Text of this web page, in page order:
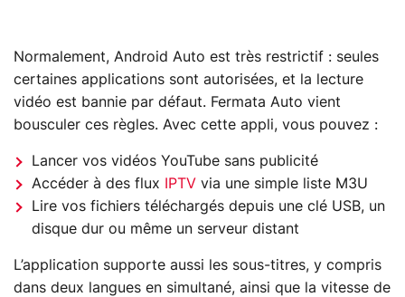
Normalement, Android Auto est très restrictif : seules
certaines applications sont autorisées, et la lecture
vidéo est bannie par défaut. Fermata Auto vient
bousculer ces règles. Avec cette appli, vous pouvez :
Lancer vos vidéos YouTube sans publicité
Accéder à des flux
IPTV via une simple liste M3U
Lire vos fichiers téléchargés depuis une clé USB, un
disque dur ou même un serveur distant
L’application supporte aussi les sous-titres, y compris
dans deux langues en simultané, ainsi que la vitesse de